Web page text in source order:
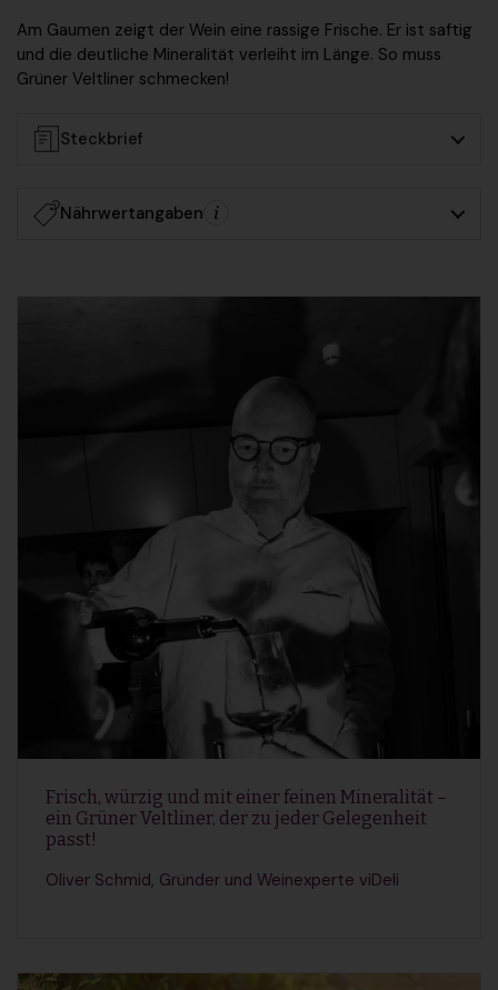
Am Gaumen zeigt der Wein eine rassige Frische. Er ist saftig
und die deutliche Mineralität verleiht im Länge. So muss
Grüner Veltliner schmecken!
Steckbrief
Nährwertangaben
Frisch, würzig und mit einer feinen Mineralität –
ein Grüner Veltliner, der zu jeder Gelegenheit
passt!
Oliver Schmid, Gründer und Weinexperte viDeli